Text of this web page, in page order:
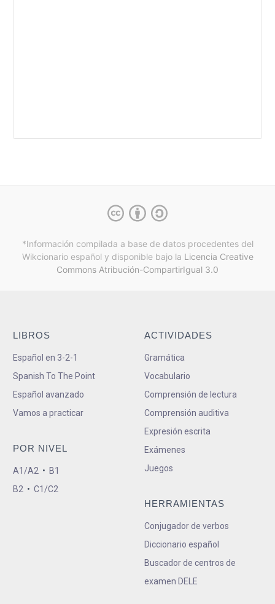
*Información compilada a base de datos procedentes del
Wikcionario español y disponible bajo la Licencia Creative
Commons Atribución-CompartirIgual 3.0
LIBROS
Español en 3-2-1
Spanish To The Point
Español avanzado
Vamos a practicar
POR NIVEL
A1/A2 • B1
B2 • C1/C2
ACTIVIDADES
Gramática
Vocabulario
Comprensión de lectura
Comprensión auditiva
Expresión escrita
Exámenes
Juegos
HERRAMIENTAS
Conjugador de verbos
Diccionario español
Buscador de centros de
examen DELE